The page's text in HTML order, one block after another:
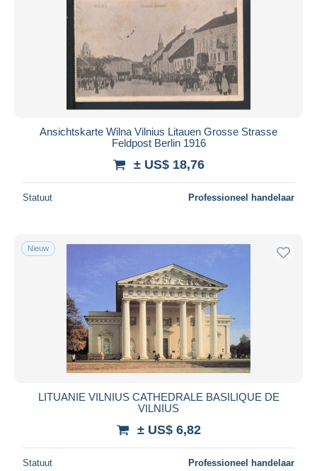
Ansichtskarte Wilna Vilnius Litauen Grosse Strasse
Feldpost Berlin 1916
± US$ 18,76
Statuut Professioneel handelaar
Nieuw
LITUANIE VILNIUS CATHEDRALE BASILIQUE DE
VILNIUS
± US$ 6,82
Statuut Professioneel handelaar